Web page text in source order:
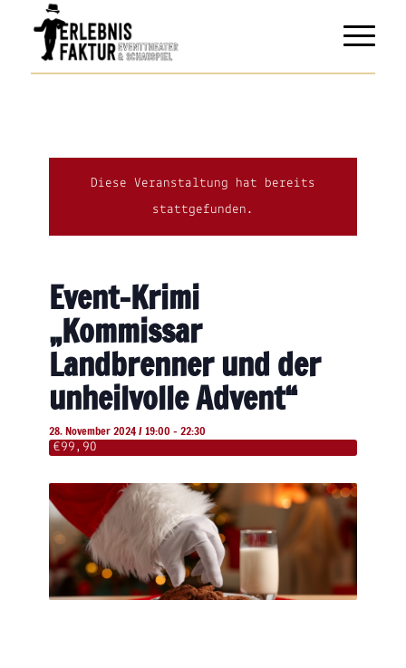
Diese Veranstaltung hat bereits
stattgefunden.
Event-Krimi
„Kommissar
Landbrenner und der
unheilvolle Advent“
28. November 2024 / 19:00 - 22:30
€99,90